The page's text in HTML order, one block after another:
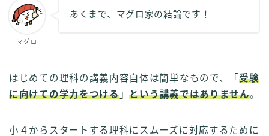
マグロ
あくまで、マグロ家の結論です！
はじめての理科の講義内容自体は簡単なもので、「受験
に向けての学力をつける」という講義ではありません。
小４からスタートする理科にスムーズに対応するために